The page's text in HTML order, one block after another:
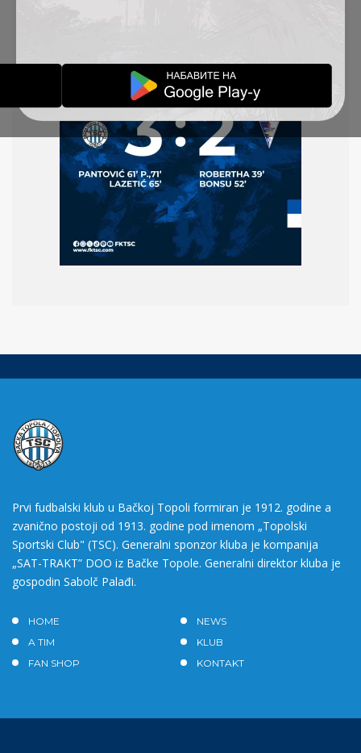
Prvi fudbalski klub u Bačkoj Topoli formiran je 1912. godine a
zvanično postoji od 1913. godine pod imenom „Topolski
Sportski Club" (TSC). Generalni sponzor kluba je kompanija
„SAT-TRAKT” DOO iz Bačke Topole. Generalni direktor kluba je
gospodin Sabolč Palađi.
HOME
NEWS
A TIM
KLUB
FAN SHOP
KONTAKT